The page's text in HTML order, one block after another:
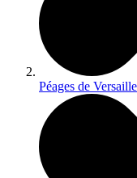
Péages de